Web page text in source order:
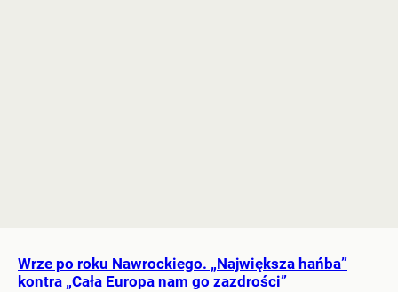
Wrze po roku Nawrockiego. „Największa hańba”
kontra „Cała Europa nam go zazdrości”